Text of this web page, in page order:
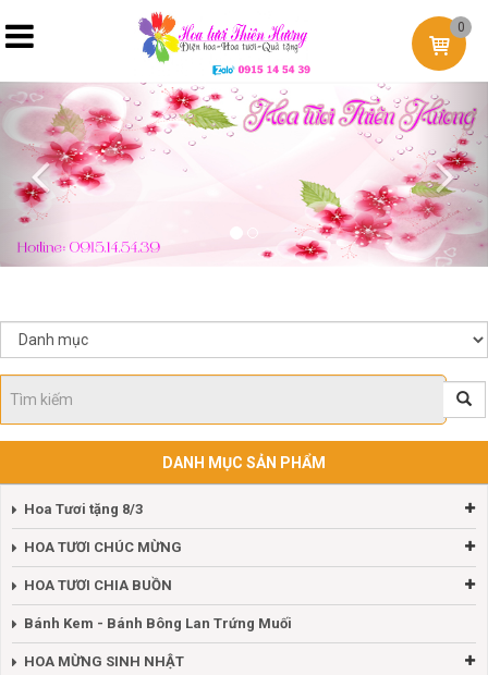
0
Previous
DANH MỤC SẢN PHẨM
Hoa Tươi tặng 8/3
HOA TƯƠI CHÚC MỪNG
HOA TƯƠI CHIA BUỒN
Bánh Kem - Bánh Bông Lan Trứng Muối
HOA MỪNG SINH NHẬT